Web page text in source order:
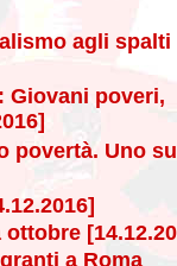
agli spalti
Giovani poveri,
povertà. Uno
a Roma